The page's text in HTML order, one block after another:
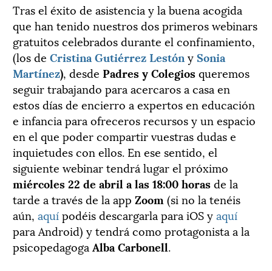
Tras el éxito de asistencia y la buena acogida
que han tenido nuestros dos primeros webinars
gratuitos celebrados durante el confinamiento,
(los de Cristina Gutiérrez Lestón ySonia
Martínez), desde Padres y Colegiosqueremos
seguir trabajando para acercaros a casa en
estos días de encierro a expertos en educación
e infancia para ofreceros recursos y un espacio
en el que poder compartir vuestras dudas e
inquietudes con ellos. En ese sentido, el
siguiente webinar tendrá lugar el próximo
miércoles 22 de abril a las 18:00 horasde la
tarde a través de la app Zoom (si no la tenéis
aún, aquípodéis descargarla para iOS yaquí
para Android) y tendrá como protagonista a la
psicopedagoga Alba Carbonell.